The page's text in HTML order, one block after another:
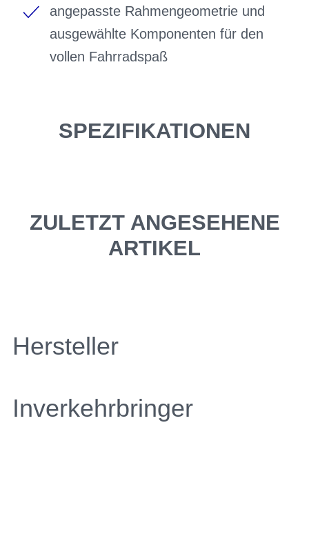
angepasste Rahmengeometrie und
ausgewählte Komponenten für den
vollen Fahrradspaß
SPEZIFIKATIONEN
ZULETZT ANGESEHENE
ARTIKEL
Hersteller
Inverkehrbringer